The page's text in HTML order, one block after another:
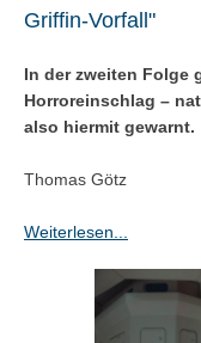
Griffin-Vorfall"
In der zweiten Folge
Horroreinschlag –
also hiermit gewarnt.
Thomas Götz
Weiterlesen...